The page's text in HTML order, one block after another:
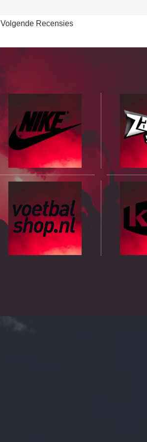
Volgende Recensies
Zeer te spreken over Freestyler Josh en hun
Ondertussen hebben wij hem al twee keer
events. Tot nu toe elke keer geslaagd.
samenwerking.
Fieke Houweling
(Sawadee Reizen)